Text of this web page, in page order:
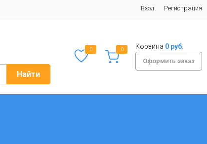
Вход Регистрация
Найти
0 0 Корзина 0 руб.
Оформить заказ